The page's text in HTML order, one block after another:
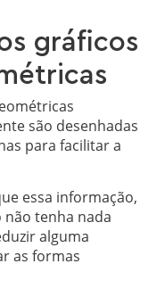
gráficos
são desenhadas
para facilitar a
essa informação,
não tenha nada
alguma
as formas